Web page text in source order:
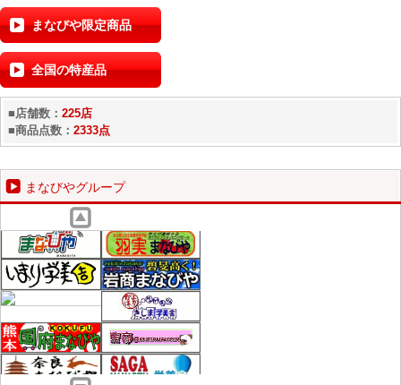
まなびや限定商品
全国の特産品
■店舗数： 225店
■商品点数： 2333点
まなびやグループ